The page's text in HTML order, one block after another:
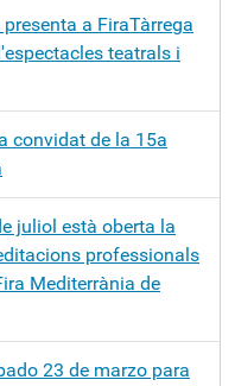
a FiraTàrrega
teatrals i
convidat de la 15a
juliol està oberta la
professionals
Mediterrània de
23 de marzo para